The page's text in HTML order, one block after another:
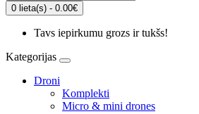
0 lieta(s) - 0.00€
Tavs iepirkumu grozs ir tukšs!
Kategorijas
Droni
Komplekti
Micro & mini drones